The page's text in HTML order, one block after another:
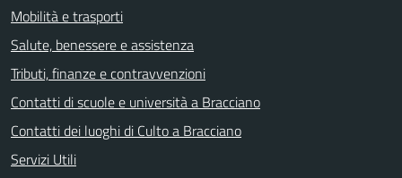
Mobilità e trasporti
Salute, benessere e assistenza
Tributi, finanze e contravvenzioni
Contatti di scuole e università a Bracciano
Contatti dei luoghi di Culto a Bracciano
Servizi Utili